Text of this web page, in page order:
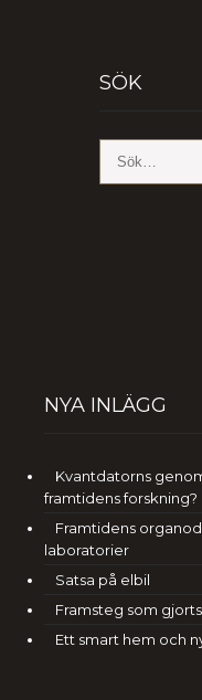
SÖK
NYA INLÄGG
Kvantdatorns
framtidens forskning?
Framtidens
laboratorier
Satsa på elbil
Framsteg som
Ett smart hem och